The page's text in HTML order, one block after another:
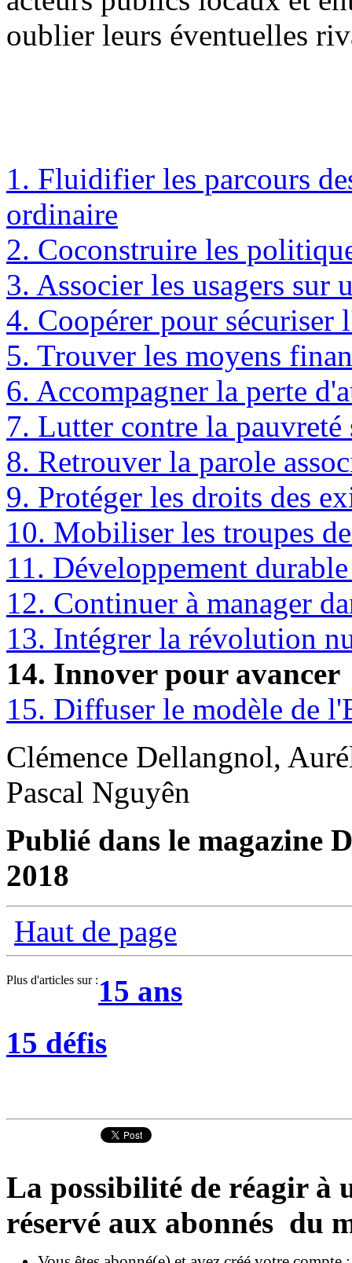
oublier leurs éventuelles
1. Fluidifier les parcours
ordinaire
2. Coconstruire les
3. Associer les usagers sur
4. Coopérer pour sécuriser
5. Trouver les moyens
6. Accompagner la perte
7. Lutter contre la pauvreté
8. Retrouver la parole
9. Protéger les droits des
10. Mobiliser les troupes
11. Développement
12. Continuer à manager
13. Intégrer la révolution
14. Innover pour avancer
15. Diffuser le modèle de
Clémence Dellangnol,
Pascal Nguyên
Publié dans le magazine
2018
Haut de page
Plus d'articles sur : 15 ans
15 défis
La possibilité de réagir à
réservé aux abonnés du